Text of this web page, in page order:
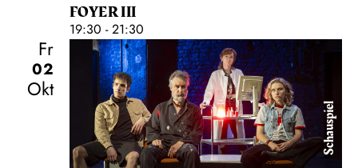
FOYER III
19:30 - 21:30
Fr
02
Okt
Schauspiel